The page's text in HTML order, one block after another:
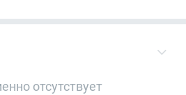
отсутствует